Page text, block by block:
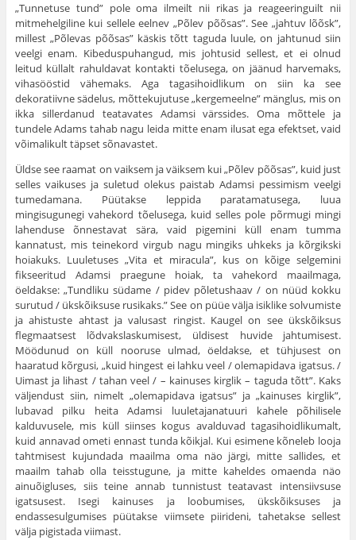
„Tunnetuse tund” pole oma ilmeilt nii rikas ja reageeringuilt nii
mitmehelgiline kui sellele eelnev „Põlev põõsas”. See „jahtuv lõõsk”,
millest „Põlevas põõsas” käskis tõtt taguda luule, on jahtunud siin
veelgi enam. Kibeduspuhangud, mis johtusid sellest, et ei olnud
leitud küllalt rahuldavat kontakti tõelusega, on jäänud harvemaks,
vihasööstid vähemaks. Aga tagasihoidlikum on siin ka see
dekoratiivne sädelus, mõttekujutuse „kergemeelne” mänglus, mis on
ikka sillerdanud teatavates Adamsi värssides. Oma mõttele ja
tundele Adams tahab nagu leida mitte enam ilusat ega efektset, vaid
võimalikult täpset sõnavastet.
Üldse see raamat on vaiksem ja väiksem kui „Põlev põõsas”, kuid just
selles vaikuses ja suletud olekus paistab Adamsi pessimism veelgi
tumedamana. Püütakse leppida paratamatusega, luua
mingisugunegi vahekord tõelusega, kuid selles pole põrmugi mingi
lahenduse õnnestavat sära, vaid pigemini küll enam tumma
kannatust, mis teinekord virgub nagu mingiks uhkeks ja kõrgikski
hoiakuks. Luuletuses „Vita et miracula”, kus on kõige selgemini
fikseeritud Adamsi praegune hoiak, ta vahekord maailmaga,
öeldakse: „Tundliku südame / pidev põletushaav / on nüüd kokku
surutud / ükskõiksuse rusikaks.” See on püüe välja isiklike solvumiste
ja ahistuste ahtast ja valusast ringist. Kaugel on see ükskõiksus
flegmaatsest lõdvakslaskumisest, üldisest huvide jahtumisest.
Möödunud on küll nooruse ulmad, öeldakse, et tühjusest on
haaratud kõrgusi, „kuid hingest ei lahku veel / olemapidava igatsus. /
Uimast ja lihast / tahan veel / – kainuses kirglik – taguda tõtt”. Kaks
väljendust siin, nimelt „olemapidava igatsus” ja „kainuses kirglik”,
lubavad pilku heita Adamsi luuletajanatuuri kahele põhilisele
kalduvusele, mis küll siinses kogus avalduvad tagasihoidlikumalt,
kuid annavad ometi ennast tunda kõikjal. Kui esimene kõneleb looja
tahtmisest kujundada maailma oma näo järgi, mitte sallides, et
maailm tahab olla teisstugune, ja mitte kaheldes omaenda näo
ainuõigluses, siis teine annab tunnistust teatavast intensiivsuse
igatsusest. Isegi kainuses ja loobumises, ükskõiksuses ja
endassesulgumises püütakse viimsete piirideni, tahetakse sellest
välja pigistada viimast.